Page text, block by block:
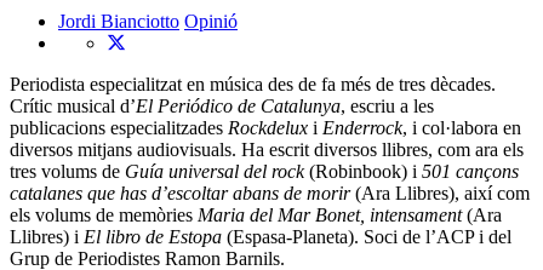
Jordi Bianciotto Opinió
Periodista especialitzat en música des de fa més de tres dècades.
Crític musical d’El Periódico de Catalunya, escriu a les
publicacions especialitzades Rockdelux i Enderrock, i col·labora en
diversos mitjans audiovisuals. Ha escrit diversos llibres, com ara els
tres volums de Guía universal del rock(Robinbook) i 501 cançons
catalanes que has d’escoltar abans de morir(Ara Llibres), així com
els volums de memòries Maria del Mar Bonet, intensament(Ara
Llibres) i El libro de Estopa (Espasa-Planeta). Soci de l’ACP i del
Grup de Periodistes Ramon Barnils.